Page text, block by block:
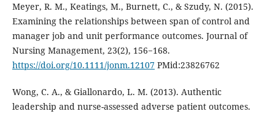
Meyer, R. M., Keatings, M., Burnett, C., & Szudy, N. (2015).
Examining the relationships between span of control and
manager job and unit performance outcomes. Journal of
Nursing Management, 23(2), 156−168.
https://doi.org/10.1111/jonm.12107PMid:23826762
Wong, C. A., & Giallonardo, L. M. (2013). Authentic
leadership and nurse-assessed adverse patient outcomes.